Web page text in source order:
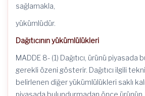
sağlamakla,
yükümlüdür.
Dağıtıcının yükümlülükleri
MADDE 8- (1) Dağıtıcı, ürünü piyasada
gerekli özeni gösterir. Dağıtıcı ilgili
belirlenen diğer yükümlülükleri saklı
piyasada bulundurmadan önce ürünün,